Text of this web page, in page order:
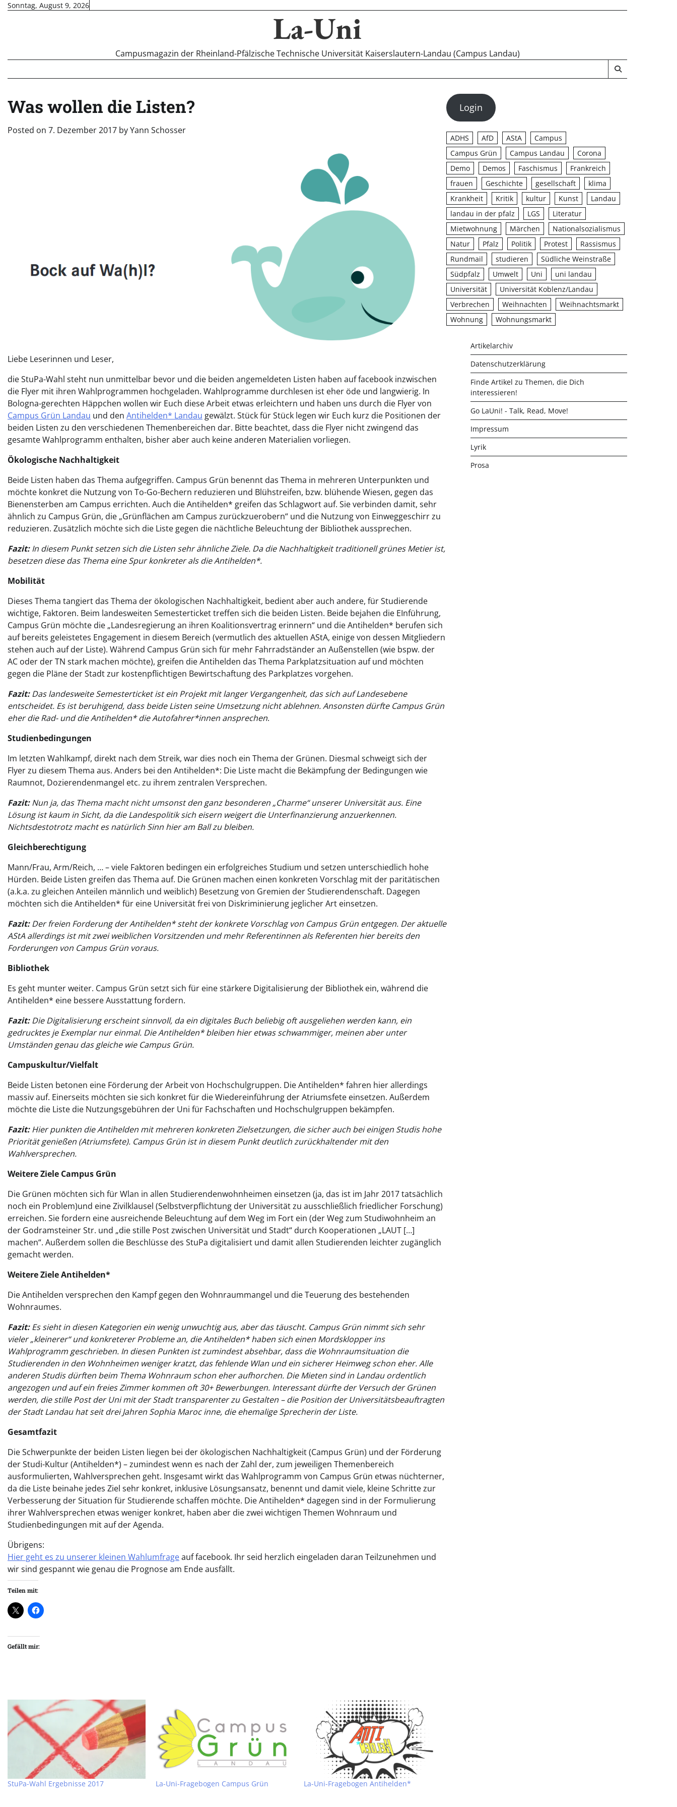
SkipSonntag, August 9, 2026
La-Uni
Campusmagazin der Rheinland-Pfälzische Technische Universität Kaiserslautern-Landau (Campus Landau)
Was wollen die Listen?
Posted on 7. Dezember 2017 byYann Schosser
Liebe Leserinnen und Leser,
die StuPa-Wahl steht nun unmittelbar bevor und die beiden angemeldeten Listen haben auf facebook inzwischen
die Flyer mit ihren Wahlprogrammen hochgeladen. Wahlprogramme durchlesen ist eher öde und langwierig. In
Bologna-gerechten Häppchen wollen wir Euch diese Arbeit etwas erleichtern und haben uns durch die Flyer von
Campus Grün Landau und den Antihelden* Landau gewälzt. Stück für Stück legen wir Euch kurz die Positionen der
beiden Listen zu den verschiedenen Themenbereichen dar. Bitte beachtet, dass die Flyer nicht zwingend das
gesamte Wahlprogramm enthalten, bisher aber auch keine anderen Materialien vorliegen.
Ökologische Nachhaltigkeit
Beide Listen haben das Thema aufgegriffen. Campus Grün benennt das Thema in mehreren Unterpunkten und
möchte konkret die Nutzung von To-Go-Bechern reduzieren und Blühstreifen, bzw. blühende Wiesen, gegen das
Bienensterben am Campus errichten. Auch die Antihelden* greifen das Schlagwort auf. Sie verbinden damit, sehr
ähnlich zu Campus Grün, die „Grünflächen am Campus zurückzuerobern“ und die Nutzung von Einweggeschirr zu
reduzieren. Zusätzlich möchte sich die Liste gegen die nächtliche Beleuchtung der Bibliothek aussprechen.
Fazit:In diesem Punkt setzen sich die Listen sehr ähnliche Ziele. Da die Nachhaltigkeit traditionell grünes Metier ist,
besetzen diese das Thema eine Spur konkreter als die Antihelden*.
Mobilität
Dieses Thema tangiert das Thema der ökologischen Nachhaltigkeit, bedient aber auch andere, für Studierende
wichtige, Faktoren. Beim landesweiten Semesterticket treffen sich die beiden Listen. Beide bejahen die EInführung,
Campus Grün möchte die „Landesregierung an ihren Koalitionsvertrag erinnern“ und die Antihelden* berufen sich
auf bereits geleistetes Engagement in diesem Bereich (vermutlich des aktuellen AStA, einige von dessen Mitgliedern
stehen auch auf der Liste). Während Campus Grün sich für mehr Fahrradständer an Außenstellen (wie bspw. der
AC oder der TN stark machen möchte), greifen die Antihelden das Thema Parkplatzsituation auf und möchten
gegen die Pläne der Stadt zur kostenpflichtigen Bewirtschaftung des Parkplatzes vorgehen.
Fazit:Das landesweite Semesterticket ist ein Projekt mit langer Vergangenheit, das sich auf Landesebene
entscheidet. Es ist beruhigend, dass beide Listen seine Umsetzung nicht ablehnen. Ansonsten dürfte Campus Grün
eher die Rad- und die Antihelden* die Autofahrer*innen ansprechen.
Studienbedingungen
Im letzten Wahlkampf, direkt nach dem Streik, war dies noch ein Thema der Grünen. Diesmal schweigt sich der
Flyer zu diesem Thema aus. Anders bei den Antihelden*: Die Liste macht die Bekämpfung der Bedingungen wie
Raumnot, Dozierendenmangel etc. zu ihrem zentralen Versprechen.
Fazit:Nun ja, das Thema macht nicht umsonst den ganz besonderen „Charme“ unserer Universität aus. Eine
Lösung ist kaum in Sicht, da die Landespolitik sich eisern weigert die Unterfinanzierung anzuerkennen.
Nichtsdestotrotz macht es natürlich Sinn hier am Ball zu bleiben.
Gleichberechtigung
Mann/Frau, Arm/Reich, … – viele Faktoren bedingen ein erfolgreiches Studium und setzen unterschiedlich hohe
Hürden. Beide Listen greifen das Thema auf. Die Grünen machen einen konkreten Vorschlag mit der paritätischen
(a.k.a. zu gleichen Anteilen männlich und weiblich) Besetzung von Gremien der Studierendenschaft. Dagegen
möchten sich die Antihelden* für eine Universität frei von Diskriminierung jeglicher Art einsetzen.
Fazit:Der freien Forderung der Antihelden* steht der konkrete Vorschlag von Campus Grün entgegen. Der aktuelle
AStA allerdings ist mit zwei weiblichen Vorsitzenden und mehr Referentinnen als Referenten hier bereits den
Forderungen von Campus Grün voraus.
Bibliothek
Es geht munter weiter. Campus Grün setzt sich für eine stärkere Digitalisierung der Bibliothek ein, während die
Antihelden* eine bessere Ausstattung fordern.
Fazit:Die Digitalisierung erscheint sinnvoll, da ein digitales Buch beliebig oft ausgeliehen werden kann, ein
gedrucktes je Exemplar nur einmal. Die Antihelden* bleiben hier etwas schwammiger, meinen aber unter
Umständen genau das gleiche wie Campus Grün.
Campuskultur/Vielfalt
Beide Listen betonen eine Förderung der Arbeit von Hochschulgruppen. Die Antihelden* fahren hier allerdings
massiv auf. Einerseits möchten sie sich konkret für die Wiedereinführung der Atriumsfete einsetzen. Außerdem
möchte die Liste die Nutzungsgebühren der Uni für Fachschaften und Hochschulgruppen bekämpfen.
Fazit:Hier punkten die Antihelden mit mehreren konkreten Zielsetzungen, die sicher auch bei einigen Studis hohe
Priorität genießen (Atriumsfete). Campus Grün ist in diesem Punkt deutlich zurückhaltender mit den
Wahlversprechen.
Weitere Ziele Campus Grün
Die Grünen möchten sich für Wlan in allen Studierendenwohnheimen einsetzen (ja, das ist im Jahr 2017 tatsächlich
noch ein Problem)und eine Zivilklausel (Selbstverpflichtung der Universität zu ausschließlich friedlicher Forschung)
erreichen. Sie fordern eine ausreichende Beleuchtung auf dem Weg im Fort ein (der Weg zum Studiwohnheim an
der Godramsteiner Str. und „die stille Post zwischen Universität und Stadt“ durch Kooperationen „LAUT […]
machen“. Außerdem sollen die Beschlüsse des StuPa digitalisiert und damit allen Studierenden leichter zugänglich
gemacht werden.
Weitere Ziele Antihelden*
Die Antihelden versprechen den Kampf gegen den Wohnraummangel und die Teuerung des bestehenden
Wohnraumes.
Fazit:Es sieht in diesen Kategorien ein wenig unwuchtig aus, aber das täuscht. Campus Grün nimmt sich sehr
vieler „kleinerer“ und konkreterer Probleme an, die Antihelden* haben sich einen Mordsklopper ins
Wahlprogramm geschrieben. In diesen Punkten ist zumindest absehbar, dass die Wohnraumsituation die
Studierenden in den Wohnheimen weniger kratzt, das fehlende Wlan und ein sicherer Heimweg schon eher. Alle
anderen Studis dürften beim Thema Wohnraum schon eher aufhorchen. Die Mieten sind in Landau ordentlich
angezogen und auf ein freies Zimmer kommen oft 30+ Bewerbungen. Interessant dürfte der Versuch der Grünen
werden, die stille Post der Uni mit der Stadt transparenter zu Gestalten – die Position der Universitätsbeauftragten
der Stadt Landau hat seit drei Jahren Sophia Maroc inne, die ehemalige Sprecherin der Liste.
Gesamtfazit
Die Schwerpunkte der beiden Listen liegen bei der ökologischen Nachhaltigkeit (Campus Grün) und der Förderung
der Studi-Kultur (Antihelden*) – zumindest wenn es nach der Zahl der, zum jeweiligen Themenbereich
ausformulierten, Wahlversprechen geht. Insgesamt wirkt das Wahlprogramm von Campus Grün etwas nüchterner,
da die Liste beinahe jedes Ziel sehr konkret, inklusive Lösungsansatz, benennt und damit viele, kleine Schritte zur
Verbesserung der Situation für Studierende schaffen möchte. Die Antihelden* dagegen sind in der Formulierung
ihrer Wahlversprechen etwas weniger konkret, haben aber die zwei wichtigen Themen Wohnraum und
Studienbedingungen mit auf der Agenda.
Übrigens:
Hier geht es zu unserer kleinen Wahlumfrageauf facebook. Ihr seid herzlich eingeladen daran Teilzunehmen und
wir sind gespannt wie genau die Prognose am Ende ausfällt.
Teilen mit:
Gefällt mir:
StuPa-Wahl Ergebnisse 2017 La-Uni-Fragebogen Campus Grün La-Uni-Fragebogen Antihelden*
Login
ADHS AfD AStA
Campus
Campus Grün
Campus Landau
Corona
Demo
Demos Faschismus
Frankreich
frauen
Geschichte gesellschaft
klima
Krankheit
Kritik kultur Kunst
Landau
landau in der pfalz
LGS
Literatur
Mietwohnung
Märchen
Nationalsozialismus
Natur
Pfalz Politik Protest
Rassismus
Rundmail
studieren
Südliche Weinstraße
Südpfalz
Umwelt Uni
uni landau
Universität
Universität Koblenz/Landau
Verbrechen
Weihnachten
Weihnachtsmarkt
Wohnung
Wohnungsmarkt
Artikelarchiv
Datenschutzerklärung
Finde Artikel zu Themen, die Dich
interessieren!
Go LaUni! - Talk, Read, Move!
Impressum
Lyrik
Prosa